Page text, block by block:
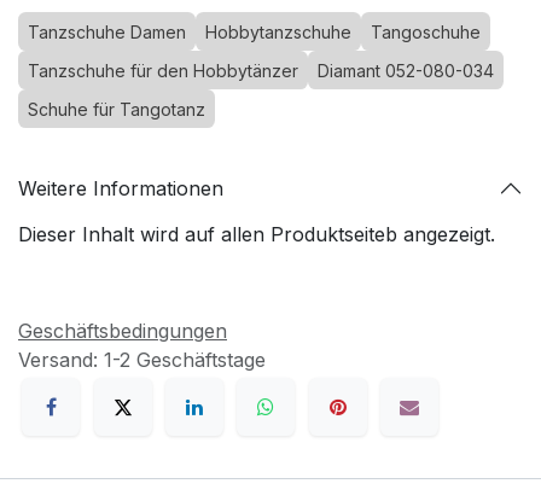
Tanzschuhe Damen Hobbytanzschuhe
Tangoschuhe
Tanzschuhe für den Hobbytänzer
Diamant 052-080-034
Schuhe für Tangotanz
Weitere Informationen
Dieser Inhalt wird auf allen Produktseiteb angezeigt.
Geschäftsbedingungen
Versand: 1-2 Geschäftstage